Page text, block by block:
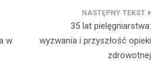
w
35 lat pielęgniarstwa:
wyzwania i przyszłość opieki
zdrowotnej